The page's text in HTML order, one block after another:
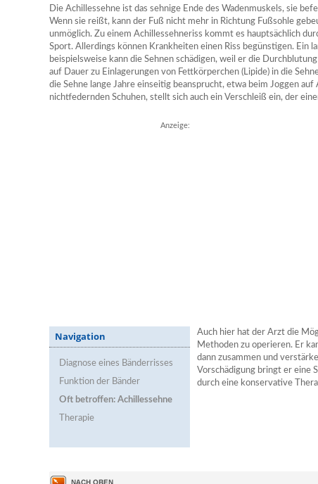
Die Achillessehne ist das sehnige Ende des Wadenmuskels, sie
Wenn sie reißt, kann der Fuß nicht mehr in Richtung Fußsohle
unmöglich. Zu einem Achillessehneriss kommt es hauptsächlich
Sport. Allerdings können Krankheiten einen Riss begünstigen. Ein
beispielsweise kann die Sehnen schädigen, weil er die
auf Dauer zu Einlagerungen von Fettkörperchen (Lipide) in die
die Sehne lange Jahre einseitig beansprucht, etwa beim Joggen
nichtfedernden Schuhen, stellt sich auch ein Verschleiß ein, der
Anzeige:
Navigation
Diagnose eines Bänderrisses
Funktion der Bänder
Oft betroffen: Achillessehne
Therapie
Auch hier hat der Arzt die
Methoden zu operieren. Er
dann zusammen und
Vorschädigung bringt er eine
durch eine konservative